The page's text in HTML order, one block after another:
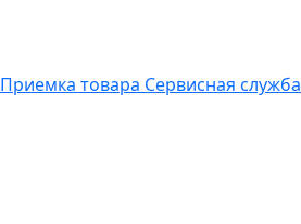
Приемка товара Сервисная служба